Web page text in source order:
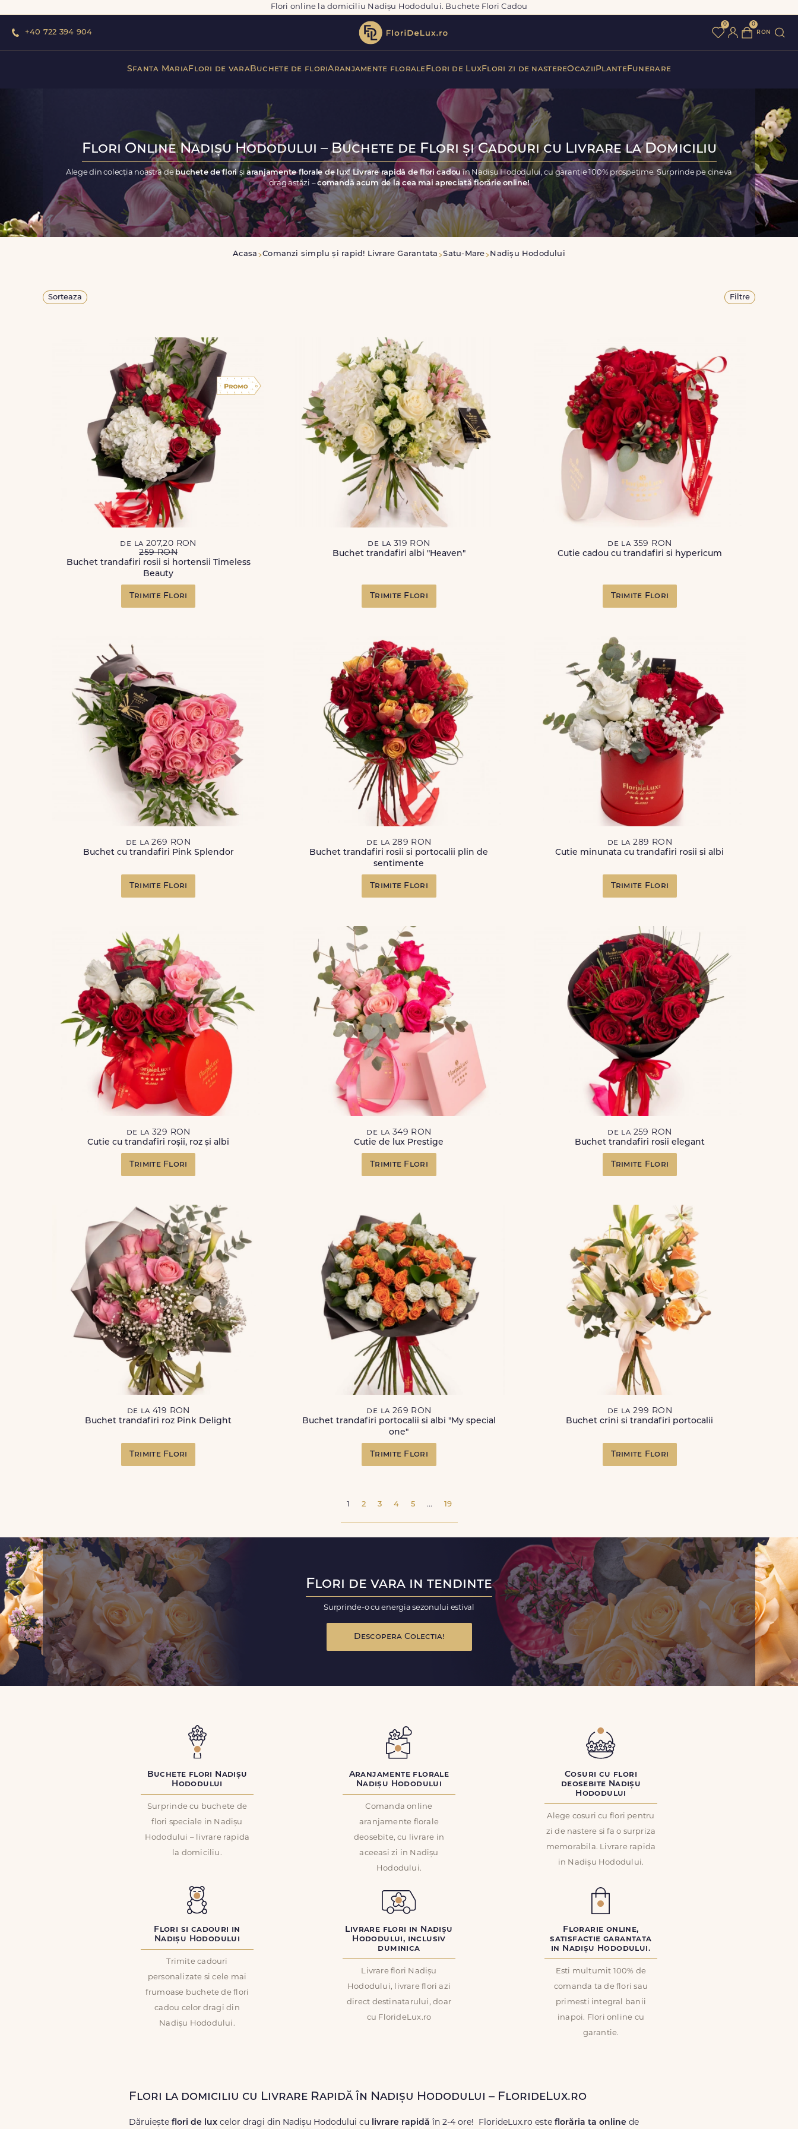
Flori online la domiciliu Nadișu Hododului. Buchete Flori Cadou
+40 722 394 904
0 0
ron
Sfanta MariaFlori de varaBuchete de floriAranjamente florale Flori de LuxFlori zi de nastereOcazii PlanteFunerare
Flori Online Nadișu Hododului – Buchete de Flori și Cadouri cu Livrare la Domiciliu
Alege din colecția noastră de buchete de florișiaranjamente florale de lux! Livrare rapidă de flori cadou în Nadișu Hododului, cu garanție 100% prospețime. Surprinde pe cineva
drag astăzi –comandă acum de la cea mai apreciată florărie online!
Acasa Comanzi simplu și rapid! Livrare Garantata Satu-Mare Nadișu Hododului
Sorteaza Filtre
de la 207,20 RON
259 RON
Buchet trandafiri rosii si hortensii Timeless
Beauty
Trimite Flori
de la 319 RON
Buchet trandafiri albi "Heaven"
Trimite Flori
de la 359 RON
Cutie cadou cu trandafiri si hypericum
Trimite Flori
de la 269 RON
Buchet cu trandafiri Pink Splendor
Trimite Flori
de la 289 RON
Buchet trandafiri rosii si portocalii plin de
sentimente
Trimite Flori
de la 289 RON
Cutie minunata cu trandafiri rosii si albi
Trimite Flori
de la 329 RON
Cutie cu trandafiri roșii, roz și albi
Trimite Flori
de la 349 RON
Cutie de lux Prestige
Trimite Flori
de la 259 RON
Buchet trandafiri rosii elegant
Trimite Flori
de la 419 RON
Buchet trandafiri roz Pink Delight
Trimite Flori
de la 269 RON
Buchet trandafiri portocalii si albi "My special
one"
Trimite Flori
de la 299 RON
Buchet crini si trandafiri portocalii
Trimite Flori
1 2 3 4 5 ... 19
Flori de vara in tendinte
Surprinde-o cu energia sezonului estival
Descopera Colectia!
Buchete flori Nadișu
Hododului
Surprinde cu buchete de
flori speciale in Nadișu
Hododului – livrare rapida
la domiciliu.
Aranjamente florale
Nadișu Hododului
Comanda online
aranjamente florale
deosebite, cu livrare in
aceeasi zi in Nadișu
Hododului.
Cosuri cu flori
deosebite Nadișu
Hododului
Alege cosuri cu flori pentru
zi de nastere si fa o surpriza
memorabila. Livrare rapida
in Nadișu Hododului.
Flori si cadouri in
Nadișu Hododului
Trimite cadouri
personalizate si cele mai
frumoase buchete de flori
cadou celor dragi din
Nadișu Hododului.
Livrare flori in Nadișu
Hododului, inclusiv
duminica
Livrare flori Nadișu
Hododului, livrare flori azi
direct destinatarului, doar
cu FlorideLux.ro
Florarie online,
satisfactie garantata
in Nadișu Hododului.
Esti multumit 100% de
comanda ta de flori sau
primesti integral banii
inapoi. Flori online cu
garantie.
Flori la domiciliu cu Livrare Rapidă în Nadișu Hododului – FlorideLux.ro
Dăruiește flori de lux celor dragi din Nadișu Hododului cu livrare rapidă în 2-4 ore! FlorideLux.ro este florăria ta online de